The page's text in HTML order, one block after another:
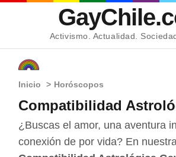
Activismo. Actualidad.
Inicio > Horóscopos
Compatibilidad
¿Buscas el amor, una aventura
conexión de por vida? En